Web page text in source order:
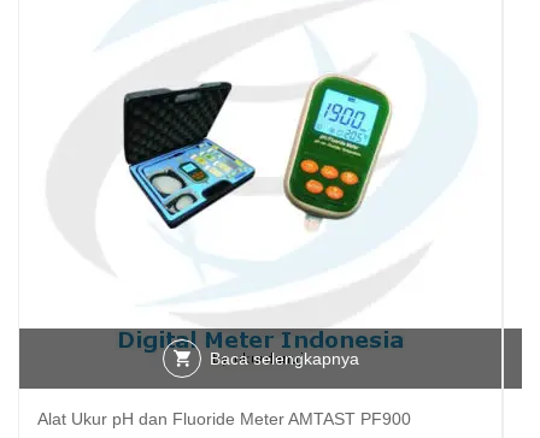
Baca selengkapnya
Alat Ukur pH dan Fluoride Meter AMTAST PF900